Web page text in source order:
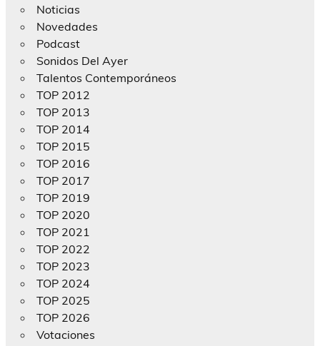
Noticias
Novedades
Podcast
Sonidos Del Ayer
Talentos Contemporáneos
TOP 2012
TOP 2013
TOP 2014
TOP 2015
TOP 2016
TOP 2017
TOP 2019
TOP 2020
TOP 2021
TOP 2022
TOP 2023
TOP 2024
TOP 2025
TOP 2026
Votaciones